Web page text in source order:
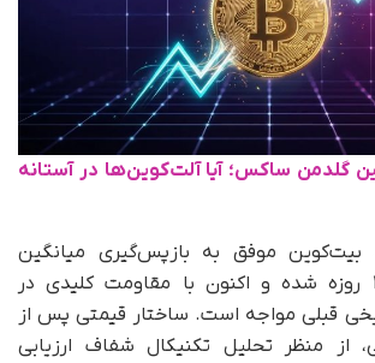
گلدمن ساکس؛ آیا آلت‌کوین‌ها در آستانه
بیت‌کوین موفق به بازپس‌گیری میانگین
متحرک نمایی ۲۰۰ روزه شده و اکنون با مقاومت کلیدی در
قبلی مواجه است. ساختار قیمتی پس از
منظر تحلیل تکنیکال شفاف ارزیابی